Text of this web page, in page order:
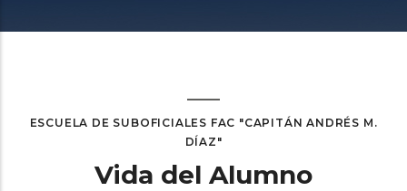
de
laESCUELA DE SUBOFICIALES FAC "CAPITÁN ANDRÉS M.
DÍAZ"
Vida del Alumno